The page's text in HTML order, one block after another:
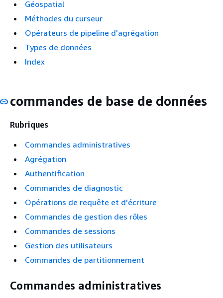
Géospatial
Méthodes du curseur
Opérateurs de pipeline d'agrégation
Types de données
Index
commandes de base de données
Rubriques
Commandes administratives
Agrégation
Authentification
Commandes de diagnostic
Opérations de requête et d'écriture
Commandes de gestion des rôles
Commandes de sessions
Gestion des utilisateurs
Commandes de partitionnement
Commandes administratives